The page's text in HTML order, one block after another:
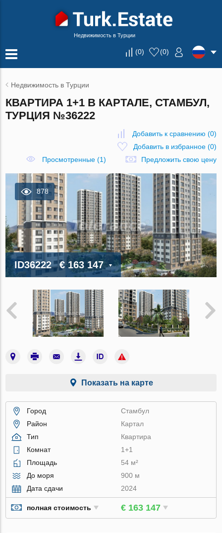
Недвижимость в Турции
(0) (0)
Недвижимость в Турции
КВАРТИРА 1+1 В КАРТАЛЕ, СТАМБУЛ,
ТУРЦИЯ №36222
Добавить к сравнению (0)
Добавить в избранное(0)
Просмотренные (1)
Предложить свою цену
878
ID36222 € 163 147
Показать на карте
Город
Стамбул
Район
Картал
Тип
Квартира
Комнат
1+1
Площадь
54 м²
До моря
900 м
Дата сдачи
2024
полная стоимость € 163 147